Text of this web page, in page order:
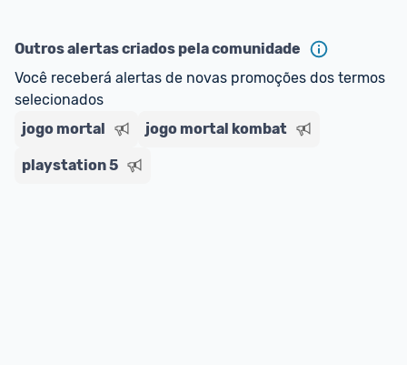
Outros alertas criados pela comunidade
Você receberá alertas de novas promoções dos termos
selecionados
jogo mortal
jogo mortal kombat
playstation 5